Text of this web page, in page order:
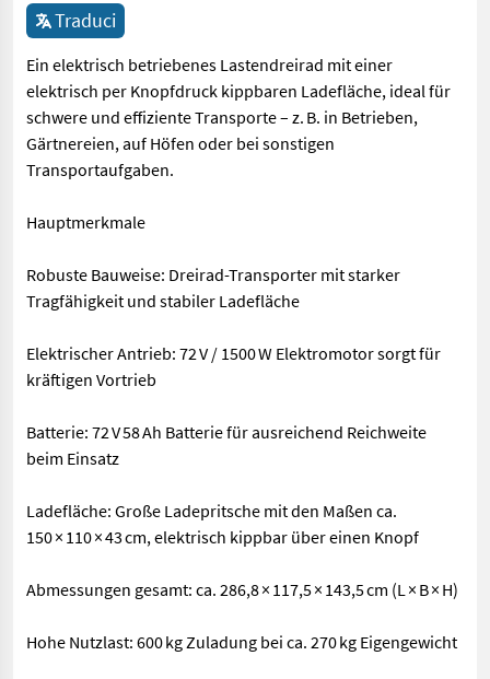
Traduci
Ein elektrisch betriebenes Lastendreirad mit einer
elektrisch per Knopfdruck kippbaren Ladefläche, ideal für
schwere und effiziente Transporte – z. B. in Betrieben,
Gärtnereien, auf Höfen oder bei sonstigen
Transportaufgaben.
Hauptmerkmale
Robuste Bauweise: Dreirad-Transporter mit starker
Tragfähigkeit und stabiler Ladefläche
Elektrischer Antrieb: 72 V / 1500 W Elektromotor sorgt für
kräftigen Vortrieb
Batterie: 72 V 58 Ah Batterie für ausreichend Reichweite
beim Einsatz
Ladefläche: Große Ladepritsche mit den Maßen ca.
150 × 110 × 43 cm, elektrisch kippbar über einen Knopf
Abmessungen gesamt: ca. 286,8 × 117,5 × 143,5 cm (L × B × H)
Hohe Nutzlast: 600 kg Zuladung bei ca. 270 kg Eigengewicht